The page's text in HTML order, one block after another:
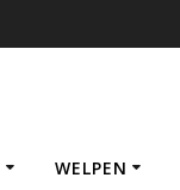
WELPEN